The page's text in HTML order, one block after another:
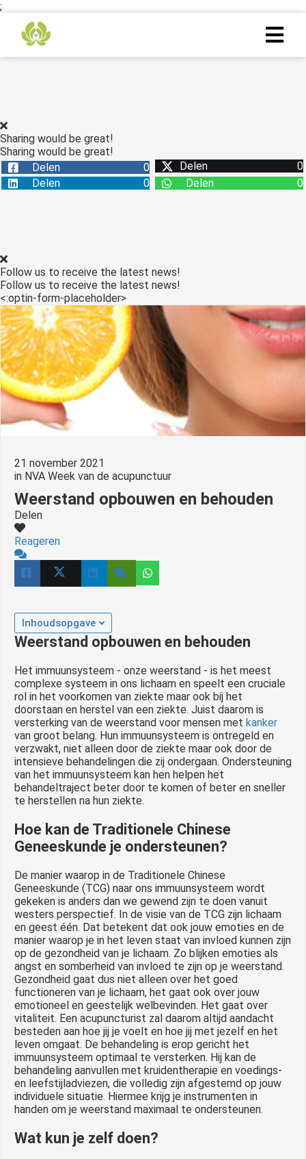
;
Sharing would be great!
Sharing would be great!
Delen
0 Delen
0
Delen
0 Delen 0
Follow us to receive the latest news!
Follow us to receive the latest news!
<:optin-form-placeholder>
21 november 2021
in NVA Week van de acupunctuur
Weerstand opbouwen en behouden
Delen
Reageren
Inhoudsopgave
Weerstand opbouwen en behouden
Het immuunsysteem - onze weerstand - is het meest
complexe systeem in ons lichaam en speelt een cruciale
rol in het voorkomen van ziekte maar ook bij het
doorstaan en herstel van een ziekte. Juist daarom is
versterking van de weerstand voor mensen met kanker
van groot belang. Hun immuunsysteem is ontregeld en
verzwakt, niet alleen door de ziekte maar ook door de
intensieve behandelingen die zij ondergaan. Ondersteuning
van het immuunsysteem kan hen helpen het
behandeltraject beter door te komen of beter en sneller
te herstellen na hun ziekte.
Hoe kan de Traditionele Chinese
Geneeskunde je ondersteunen?
De manier waarop in de Traditionele Chinese
Geneeskunde (TCG) naar ons immuunsysteem wordt
gekeken is anders dan we gewend zijn te doen vanuit
westers perspectief. In de visie van de TCG zijn lichaam
en geest één. Dat betekent dat ook jouw emoties en de
manier waarop je in het leven staat van invloed kunnen zijn
op de gezondheid van je lichaam. Zo blijken emoties als
angst en somberheid van invloed te zijn op je weerstand.
Gezondheid gaat dus niet alleen over het goed
functioneren van je lichaam, het gaat ook over jouw
emotioneel en geestelijk welbevinden. Het gaat over
vitaliteit. Een acupuncturist zal daarom altijd aandacht
besteden aan hoe jij je voelt en hoe jij met jezelf en het
leven omgaat. De behandeling is erop gericht het
immuunsysteem optimaal te versterken. Hij kan de
behandeling aanvullen met kruidentherapie en voedings-
en leefstijladviezen, die volledig zijn afgestemd op jouw
individuele situatie. Hiermee krijg je instrumenten in
handen om je weerstand maximaal te ondersteunen.
Wat kun je zelf doen?